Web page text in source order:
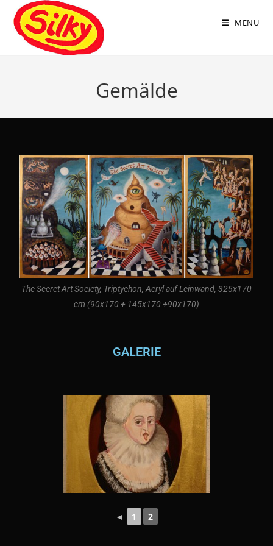
MENÜ
Gemälde
The Secret Art Society, Triptychon, Acryl auf Leinwand, 325x170
cm (90x170 + 145x170 +90x170)
GALERIE
◄ 1 2